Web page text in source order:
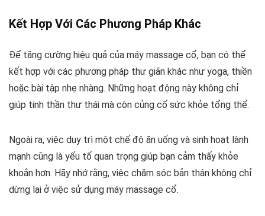
Kết Hợp Với Các Phương Pháp Khác
Để tăng cường hiệu quả của máy massage cổ, bạn có thể
kết hợp với các phương pháp thư giãn khác như yoga, thiền
hoặc bài tập nhẹ nhàng. Những hoạt động này không chỉ
giúp tinh thần thư thái mà còn củng cố sức khỏe tổng thể.
Ngoài ra, việc duy trì một chế độ ăn uống và sinh hoạt lành
mạnh cũng là yếu tố quan trọng giúp bạn cảm thấy khỏe
khoắn hơn. Hãy nhớ rằng, việc chăm sóc bản thân không chỉ
dừng lại ở việc sử dụng máy massage cổ.